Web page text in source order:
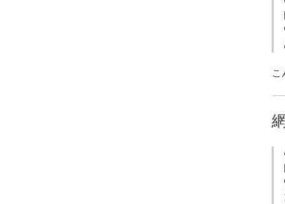
こ